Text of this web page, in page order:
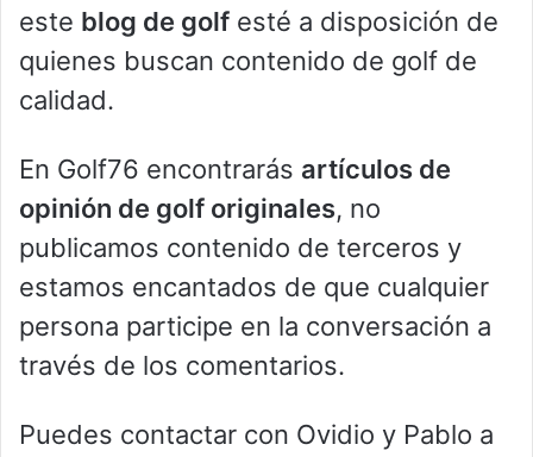
este blog de golf esté a disposición de
quienes buscan contenido de golf de
calidad.
En Golf76 encontrarás artículos de
opinión de golf originales, no
publicamos contenido de terceros y
estamos encantados de que cualquier
persona participe en la conversación a
través de los comentarios.
Puedes contactar con Ovidio y Pablo a